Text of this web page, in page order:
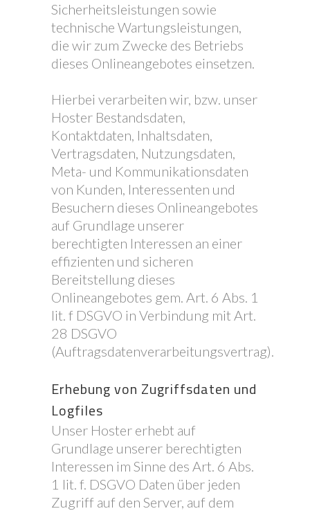
Sicherheitsleistungen sowie
technische Wartungsleistungen,
die wir zum Zwecke des Betriebs
dieses Onlineangebotes einsetzen.
Hierbei verarbeiten wir, bzw. unser
Hoster Bestandsdaten,
Kontaktdaten, Inhaltsdaten,
Vertragsdaten, Nutzungsdaten,
Meta- und Kommunikationsdaten
von Kunden, Interessenten und
Besuchern dieses Onlineangebotes
auf Grundlage unserer
berechtigten Interessen an einer
effizienten und sicheren
Bereitstellung dieses
Onlineangebotes gem. Art. 6 Abs. 1
lit. f DSGVO in Verbindung mit Art.
28 DSGVO
(Auftragsdatenverarbeitungsvertrag).
Erhebung von Zugriffsdaten und
Logfiles
Unser Hoster erhebt auf
Grundlage unserer berechtigten
Interessen im Sinne des Art. 6 Abs.
1 lit. f. DSGVO Daten über jeden
Zugriff auf den Server, auf dem